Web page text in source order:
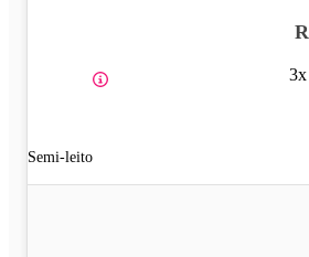
Semi-leito